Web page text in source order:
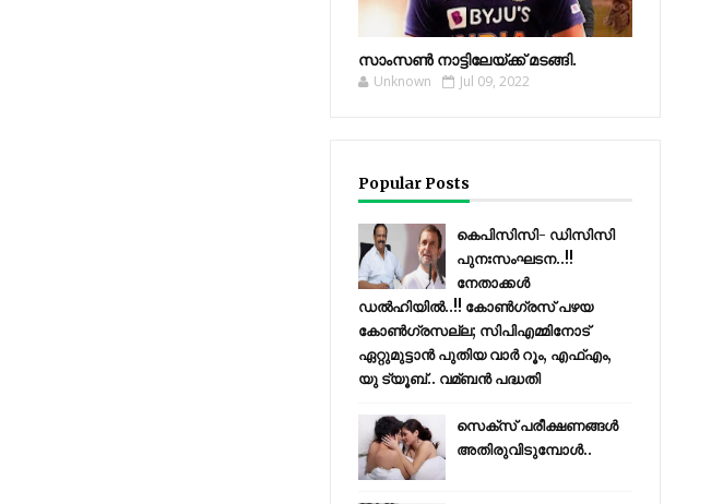
സാംസണ്‍ നാട്ടിലേയ്‌ക്ക് മടങ്ങി.
Unknown Jul 09, 2022
Popular Posts
കെപിസിസി- ഡിസിസി
പുനഃസംഘടന..!!
നേതാക്കൾ
ഡൽഹിയിൽ..!! കോണ്‍ഗ്രസ് പഴയ
കോണ്‍ഗ്രസല്ല; സിപിഎമ്മിനോട്
ഏറ്റുമുട്ടാന്‍ പുതിയ വാര്‍ റൂം, എഫ്‌എം,
യു ട്യൂബ്.. വമ്ബന്‍ പദ്ധതി
സെക്സ് പരീക്ഷണങ്ങൾ
അതിരുവിടുമ്പോൾ..